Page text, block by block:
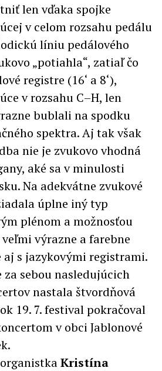
len vďaka spojke
v celom rozsahu pedálu
líniu pedálového
„potiahla“, zatiaľ čo
registre (16‘ a 8‘),
v rozsahu C–H, len
bublali na spodku
spektra. Aj tak však
nie je zvukovo vhodná
aké sa v minulosti
Na adekvátne zvukové
úplne iný typ
plénom a možnosťou
výrazne a farebne
aj s jazykovými registrami.
za sebou nasledujúcich
nastala štvordňová
19. 7. festival pokračoval
v obci Jablonové
Kristína